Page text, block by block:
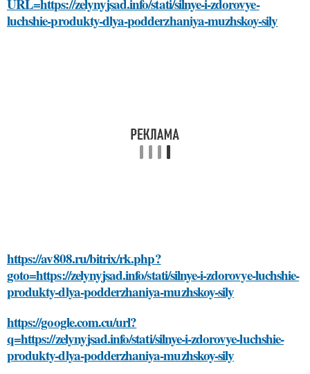
URL=https://zelynyjsad.info/stati/silnye-i-zdorovye-
luchshie-produkty-dlya-podderzhaniya-muzhskoy-sily
https://av808.ru/bitrix/rk.php?
goto=https://zelynyjsad.info/stati/silnye-i-zdorovye-luchshie-
produkty-dlya-podderzhaniya-muzhskoy-sily
https://google.com.cu/url?
q=https://zelynyjsad.info/stati/silnye-i-zdorovye-luchshie-
produkty-dlya-podderzhaniya-muzhskoy-sily